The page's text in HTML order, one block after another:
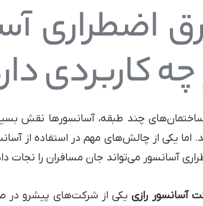
اضطراری
کاربردی
چند طبقه، آسانسورها نقش
اما یکی از چالش‌های مهم در استفاده از
آسانسور می‌تواند جان مسافران را نجات
آسانسور رازییکی از شرکت‌های پیشرو در